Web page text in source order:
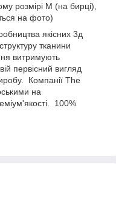
розмірі М (на бирці),
на фото)
якісних 3д
тканини
витримують
первісний вигляд
Компанії The
на
100%